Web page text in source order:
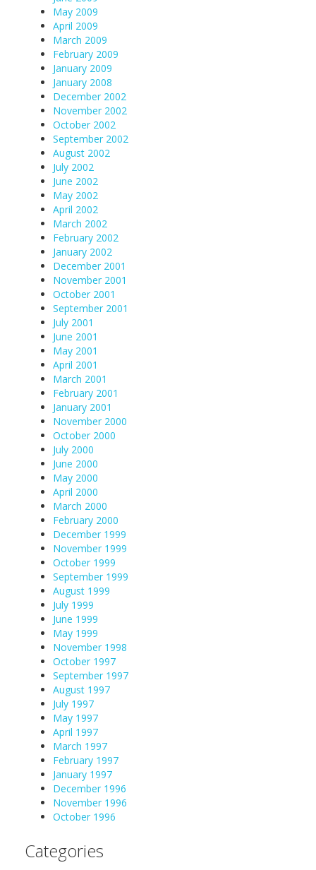
May 2009
April 2009
March 2009
February 2009
January 2009
January 2008
December 2002
November 2002
October 2002
September 2002
August 2002
July 2002
June 2002
May 2002
April 2002
March 2002
February 2002
January 2002
December 2001
November 2001
October 2001
September 2001
July 2001
June 2001
May 2001
April 2001
March 2001
February 2001
January 2001
November 2000
October 2000
July 2000
June 2000
May 2000
April 2000
March 2000
February 2000
December 1999
November 1999
October 1999
September 1999
August 1999
July 1999
June 1999
May 1999
November 1998
October 1997
September 1997
August 1997
July 1997
May 1997
April 1997
March 1997
February 1997
January 1997
December 1996
November 1996
October 1996
Categories